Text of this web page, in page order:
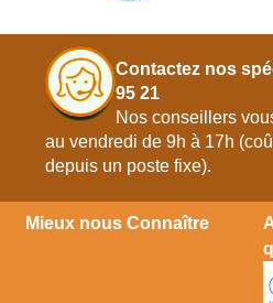
Contactez nos
95 21
Nos conseillers
au vendredi de 9h à 17h
depuis un poste fixe).
Mieux nous Connaître